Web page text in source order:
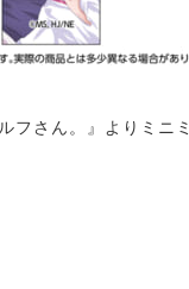
フさん。』よりミニ